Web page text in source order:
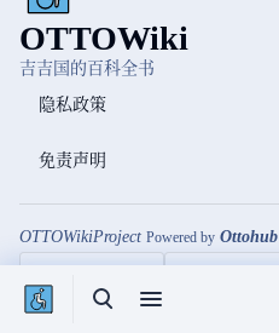
打开/关闭搜索
OTTOWiki
吉吉国的百科全书
隐私政策
免责声明
OTTOWikiProject Powered by Ottohub